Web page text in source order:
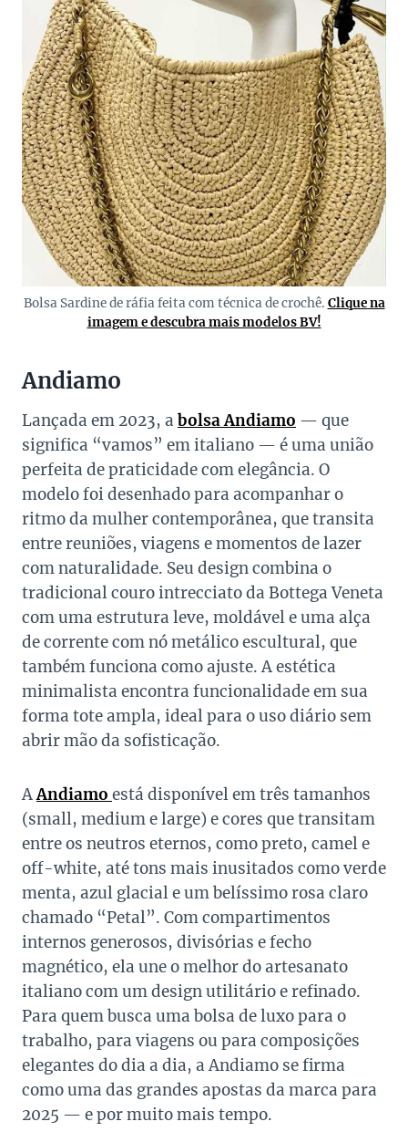
Bolsa Sardine de ráfia feita com técnica de crochê. Clique na
imagem e descubra mais modelos BV!
Andiamo
Lançada em 2023, a bolsa Andiamo — que
significa “vamos” em italiano — é uma união
perfeita de praticidade com elegância. O
modelo foi desenhado para acompanhar o
ritmo da mulher contemporânea, que transita
entre reuniões, viagens e momentos de lazer
com naturalidade. Seu design combina o
tradicional couro intrecciato da Bottega Veneta
com uma estrutura leve, moldável e uma alça
de corrente com nó metálico escultural, que
também funciona como ajuste. A estética
minimalista encontra funcionalidade em sua
forma tote ampla, ideal para o uso diário sem
abrir mão da sofisticação.
AAndiamo está disponível em três tamanhos
(small, medium e large) e cores que transitam
entre os neutros eternos, como preto, camel e
off-white, até tons mais inusitados como verde
menta, azul glacial e um belíssimo rosa claro
chamado “Petal”. Com compartimentos
internos generosos, divisórias e fecho
magnético, ela une o melhor do artesanato
italiano com um design utilitário e refinado.
Para quem busca uma bolsa de luxo para o
trabalho, para viagens ou para composições
elegantes do dia a dia, a Andiamo se firma
como uma das grandes apostas da marca para
2025 — e por muito mais tempo.